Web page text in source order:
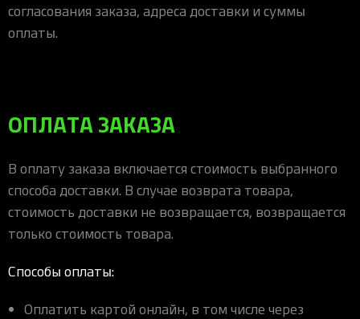
согласования заказа, адреса доставки и суммы
оплаты.
ОПЛАТА ЗАКАЗА
В оплату заказа включается стоимость выбранного
способа доставки. В случае возврата товара,
стоимость доставки не возвращается, возвращается
только стоимость товара.
Способы оплаты:
Оплатить картой онлайн, в том числе через